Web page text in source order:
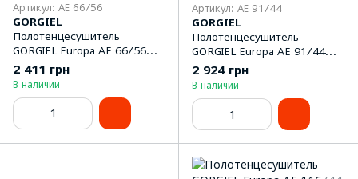
Артикул: AE 66/56
GORGIEL
Полотенцeсушитель
GORGIEL Europa AE 66/56
(360W)
2 411 грн
В наличии
Артикул: AE 91/44
GORGIEL
Полотенцeсушитель
GORGIEL Europa AE 91/44
(390W)
2 924 грн
В наличии